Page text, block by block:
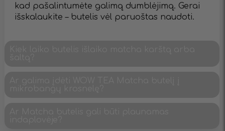
kad pašalintumėte galimą dumblėjimą. Gerai
išskalaukite – butelis vėl paruoštas naudoti.